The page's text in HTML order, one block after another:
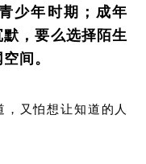
少年时期；成年
，要么选择陌生
间。
又怕想让知道的人